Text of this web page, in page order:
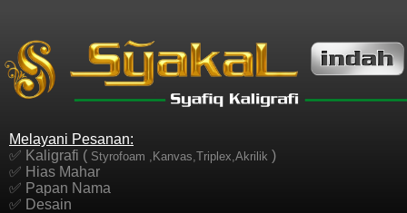
Melayani Pesanan:
✅ Kaligrafi ( Styrofoam ,Kanvas,Triplex,Akrilik )
✅ Hias Mahar
✅ Papan Nama
✅ Desain